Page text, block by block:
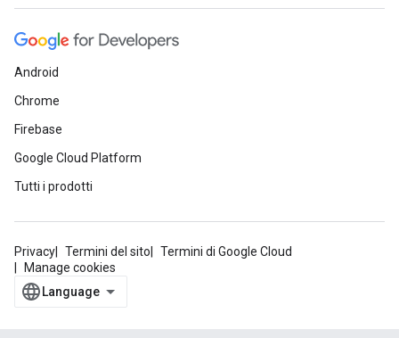
Android
Chrome
Firebase
Google Cloud Platform
Tutti i prodotti
Privacy Termini del sito
Termini di Google Cloud
Manage cookies